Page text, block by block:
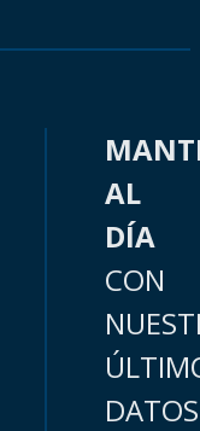
AL
DÍA
CON
DATOS